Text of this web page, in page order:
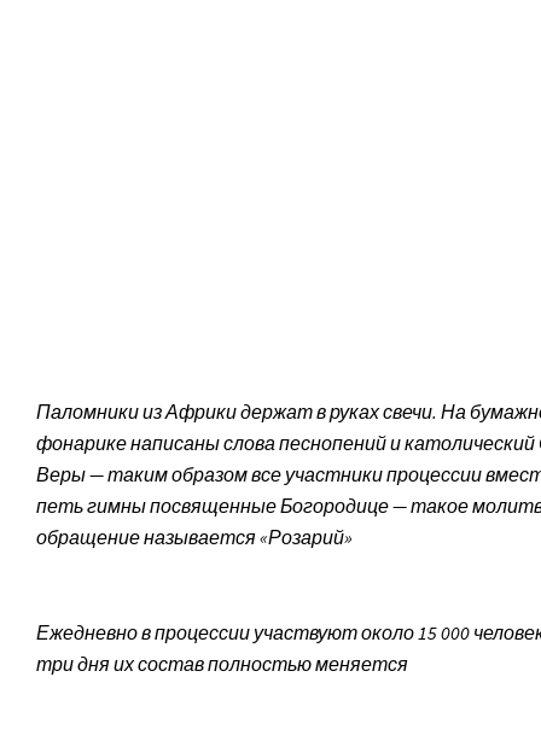
Паломники из Африки держат в руках свечи. На
фонарике написаны слова песнопений и
Веры — таким образом все участники процессии
петь гимны посвященные Богородице — такое
обращение называется «Розарий»
Ежедневно в процессии участвуют около 15 000
три дня их состав полностью меняется